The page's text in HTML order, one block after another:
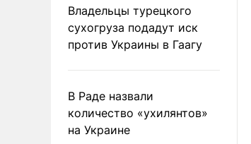
Владельцы турецкого
сухогруза подадут иск
против Украины в Гаагу
В Раде назвали
количество «ухилянтов»
на Украине